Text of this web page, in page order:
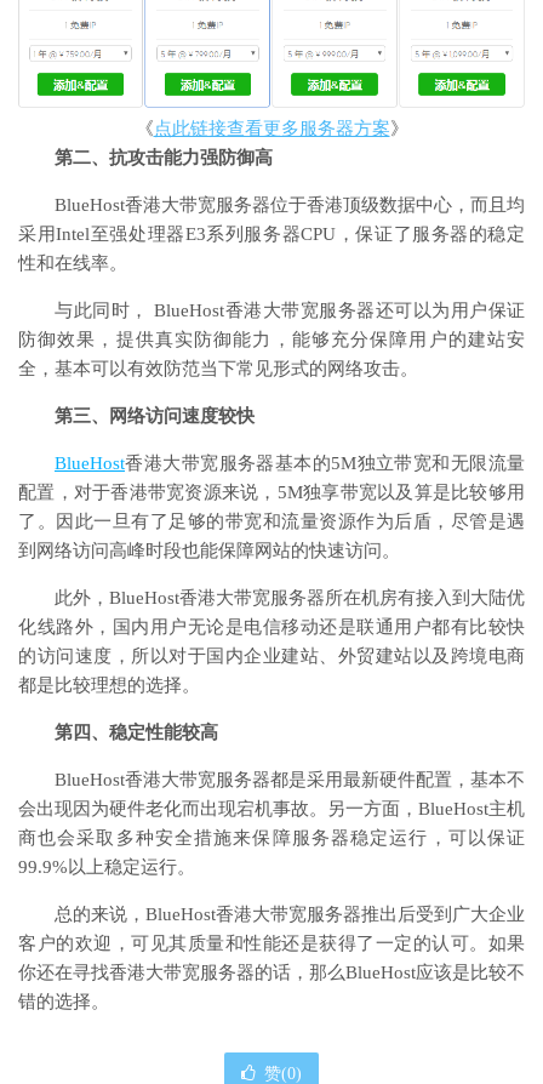
《点此链接查看更多服务器方案》
第二、抗攻击能力强防御高
BlueHost香港大带宽服务器位于香港顶级数据中心，而且均
采用Intel至强处理器E3系列服务器CPU，保证了服务器的稳定
性和在线率。
与此同时， BlueHost香港大带宽服务器还可以为用户保证
防御效果，提供真实防御能力，能够充分保障用户的建站安
全，基本可以有效防范当下常见形式的网络攻击。
第三、网络访问速度较快
BlueHost香港大带宽服务器基本的5M独立带宽和无限流量
配置，对于香港带宽资源来说，5M独享带宽以及算是比较够用
了。因此一旦有了足够的带宽和流量资源作为后盾，尽管是遇
到网络访问高峰时段也能保障网站的快速访问。
此外，BlueHost香港大带宽服务器所在机房有接入到大陆优
化线路外，国内用户无论是电信移动还是联通用户都有比较快
的访问速度，所以对于国内企业建站、外贸建站以及跨境电商
都是比较理想的选择。
第四、稳定性能较高
BlueHost香港大带宽服务器都是采用最新硬件配置，基本不
会出现因为硬件老化而出现宕机事故。另一方面，BlueHost主机
商也会采取多种安全措施来保障服务器稳定运行，可以保证
99.9%以上稳定运行。
总的来说，BlueHost香港大带宽服务器推出后受到广大企业
客户的欢迎，可见其质量和性能还是获得了一定的认可。如果
你还在寻找香港大带宽服务器的话，那么BlueHost应该是比较不
错的选择。
赞(0)